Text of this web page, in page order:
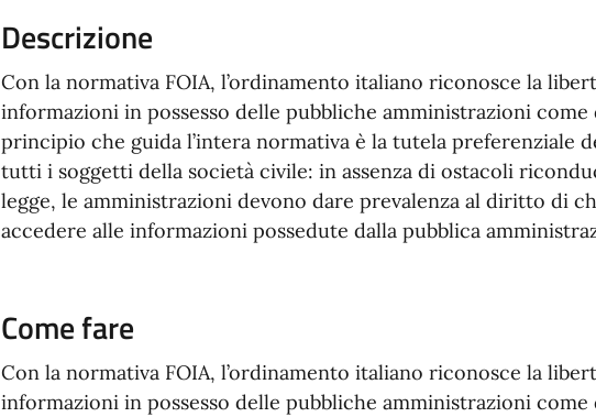
Descrizione
Con la normativa FOIA, l’ordinamento italiano riconosce la
informazioni in possesso delle pubbliche amministrazioni
principio che guida l’intera normativa è la tutela preferenziale
tutti i soggetti della società civile: in assenza di ostacoli
legge, le amministrazioni devono dare prevalenza al diritto di
accedere alle informazioni possedute dalla pubblica
Come fare
Con la normativa FOIA, l’ordinamento italiano riconosce la
informazioni in possesso delle pubbliche amministrazioni